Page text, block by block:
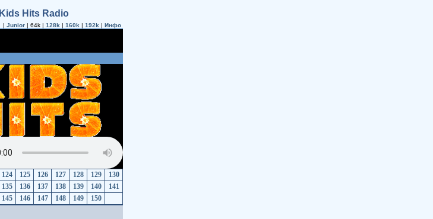
Kids Hits Radio
| Junior | 64k | 128k | 160k | 192k | Инфо
124 125 126 127 128 129
130
135 136 137 138 139 140
141
145 146 147 148 149 150